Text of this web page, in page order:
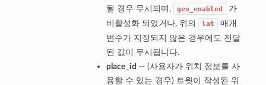
될 경우 무시되며,
geo_enabled
가
비활성화 되었거나, 위의
lat
매개
변수가 지정되지 않은 경우에도 전달
된 값이 무시됩니다.
place_id -- (사용자가 위치 정보를 사
용할 수 있는 경우) 트윗이 작성된 위